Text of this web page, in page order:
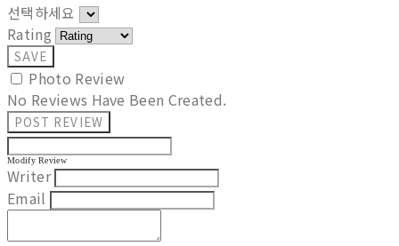
선택하세요
Rating
SAVE
Photo Review
No Reviews Have Been Created.
POST REVIEW
Modify Review
Writer
Email